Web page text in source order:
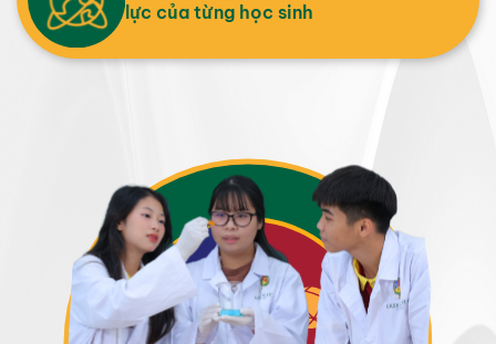
lực của từng học sinh